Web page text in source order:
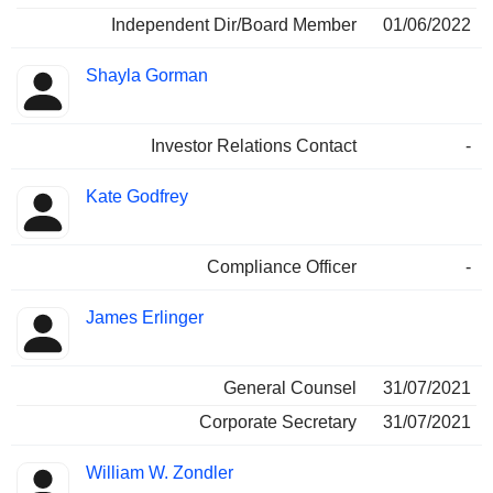
Independent Dir/Board Member
01/06/2022
Shayla Gorman
Investor Relations Contact -
Kate Godfrey
Compliance Officer -
James Erlinger
General Counsel
31/07/2021
Corporate Secretary
31/07/2021
William W. Zondler